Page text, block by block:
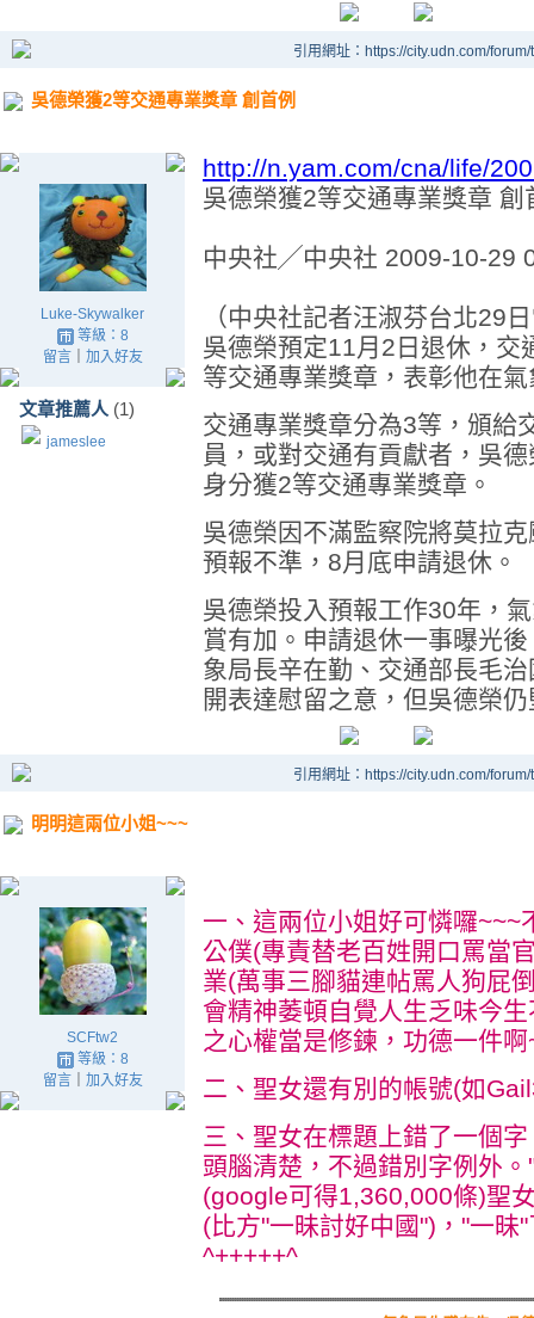
引用網址：https://city.udn.com/
吳德榮獲2等交通專業獎章 創首例
Luke-Skywalker
等級：8
留言｜ 加入好友
文章推薦人 (1)
jameslee
http://n.yam.com/cna/life/
吳德榮獲2等交通專業獎章
中央社╱中央社 2009-10-29
（中央社記者汪淑芬台北29
吳德榮預定11月2日退休，交
等交通專業獎章，表彰他在
交通專業獎章分為3等，頒給
員，或對交通有貢獻者，吳
身分獲2等交通專業獎章。
吳德榮因不滿監察院將莫拉
預報不準，8月底申請退休。
吳德榮投入預報工作30年，
賞有加。申請退休一事曝光
象局長辛在勤、交通部長毛
開表達慰留之意，但吳德榮
引用網址：https://city.udn.com/
明明這兩位小姐~~~
SCFtw2
等級：8
留言｜ 加入好友
一、這兩位小姐好可憐囉
公僕(專責替老百姓開口罵當
業(萬事三腳貓連帖罵人狗屁
會精神萎頓自覺人生乏味今
之心權當是修鍊，功德一件
二、聖女還有別的帳號(如
三、聖女在標題上錯了一個
頭腦清楚，不過錯別字例外
(google可得1,360,000條)聖
(比方"一昧討好中國")，"一昧
^+++++^